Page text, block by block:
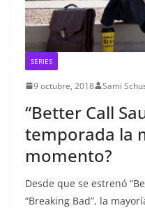
SERIES
9 octubre, 2018 Sami
“Better Call
temporada la
momento?
Desde que se estrenó
“Breaking Bad”, la